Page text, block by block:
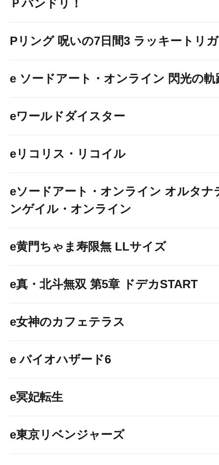
Ｐバンドリ！
Pリング 呪いの7日間3 ラッキートリ
e ソードアート・オンライン 閃光の軌
eワールドダイスター
eリコリス・リコイル
eソードアート・オンライン オルタナ
ンゲイル・オンライン
e黄門ちゃま寿限無 LLサイズ
e真・北斗無双 第5章 ドデカSTART
e女神のカフェテラス
e バイオハザード6
e冥妃転生
e東京リベンジャーズ